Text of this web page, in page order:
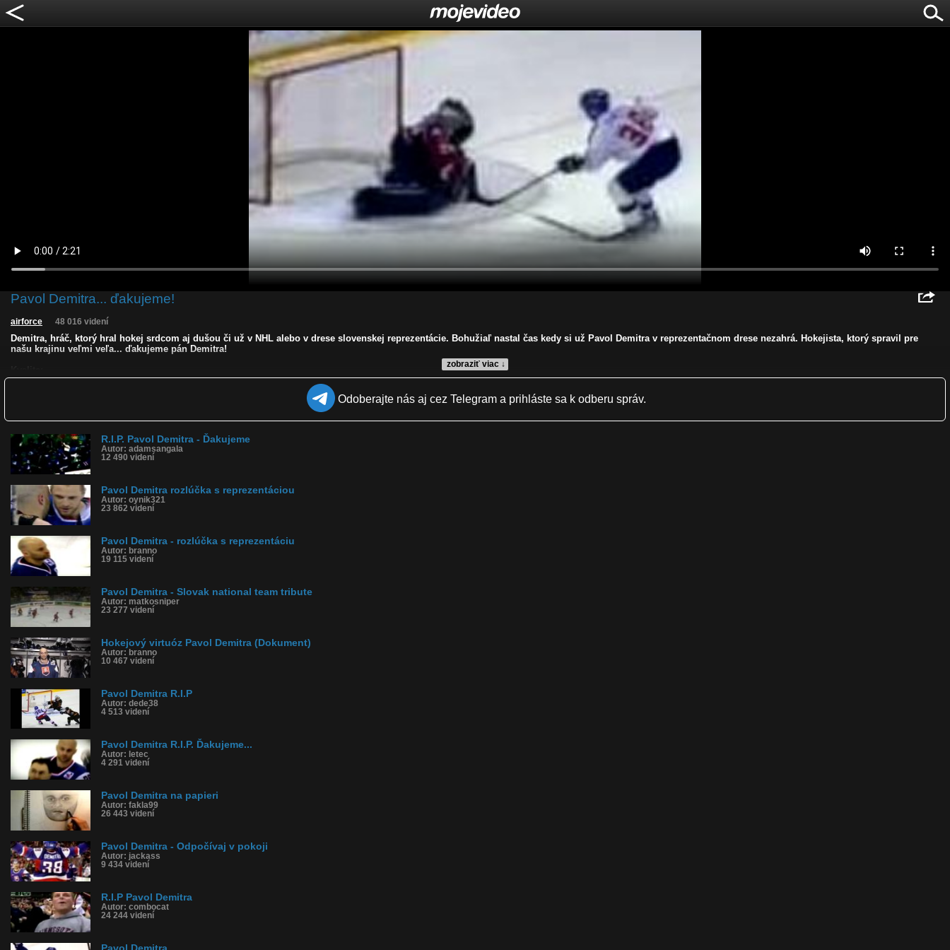
Pavol Demitra... ďakujeme!
zobraziť viac ↓
airforce 48 016 videní
Demitra, hráč, ktorý hral hokej srdcom aj dušou či už v NHL alebo v drese slovenskej reprezentácie. Bohužiaľ nastal čas kedy si už Pavol Demitra v reprezentačnom drese nezahrá. Hokejista, ktorý spravil pre
našu krajinu veľmi veľa... ďakujeme pán Demitra!
Zverejnené: 11.5.2011 11:04
Dľžka: 2:21
Kategória: športy
Tagy: hokej, slovensko, pavol demitra, nhl, reprezentacia, sport, podakovanie
História sledovanosti videa:
Odoberajte nás aj cez Telegram a prihláste sa k odberu správ.
R.I.P. Pavol Demitra - Ďakujeme
Autor: adamsangala
12 490 videní
Pavol Demitra rozlúčka s reprezentáciou
Autor: oynik321
23 862 videní
Pavol Demitra - rozlúčka s reprezentáciu
Autor: branno
19 115 videní
Pavol Demitra - Slovak national team tribute
Autor: matkosniper
23 277 videní
Hokejový virtuóz Pavol Demitra (Dokument)
Autor: branno
10 467 videní
Pavol Demitra R.I.P
Autor: dede38
4 513 videní
Pavol Demitra R.I.P. Ďakujeme...
Autor: letec
4 291 videní
Pavol Demitra na papieri
Autor: fakla99
26 443 videní
Pavol Demitra - Odpočívaj v pokoji
Autor: jackass
9 434 videní
R.I.P Pavol Demitra
Autor: combocat
24 244 videní